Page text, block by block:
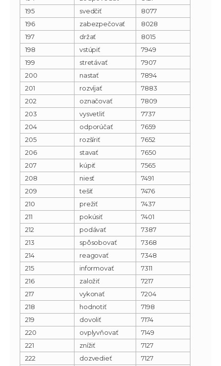
195
svedčiť
8077
196
zabezpečovať
8028
197
držať
8015
198
vstúpiť
7949
199
stretávať
7907
200
nastať
7894
201
rozvíjať
7883
202
označovať
7809
203
vysvetliť
7737
204
odporúčať
7659
205
rozšíriť
7652
206
stavať
7650
207
kúpiť
7565
208
niesť
7491
209
tešiť
7476
210
prežiť
7437
211
pokúsiť
7401
212
podávať
7387
213
spôsobovať
7368
214
reagovať
7348
215
informovať
7311
216
založiť
7217
217
vykonať
7204
218
hodnotiť
7198
219
dovoliť
7174
220
ovplyvňovať
7149
221
znížiť
7127
222
dozvedieť
7127